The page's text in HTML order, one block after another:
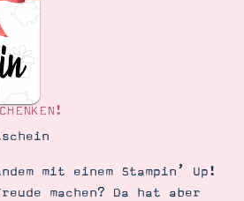
mit einem Stampin’ Up!
machen? Da hat aber